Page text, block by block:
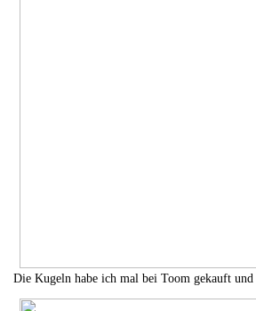
Die Kugeln habe ich mal bei Toom gekauft und